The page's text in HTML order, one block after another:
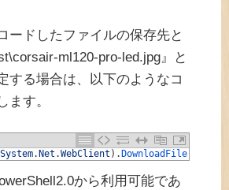
ードしたファイルの保存先と
ml120-pro-led.jpg』と
する場合は、以下のようなコ
ます。
System. Net .WebClient ) . DownloadFile
から利用可能であ